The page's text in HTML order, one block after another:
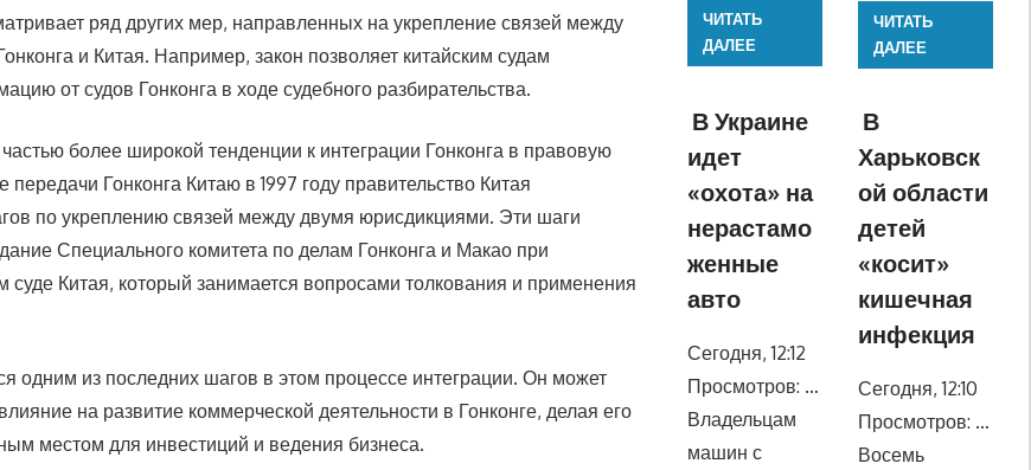
ряд других мер, направленных на укрепление связей между
и Китая. Например, закон позволяет китайским судам
от судов Гонконга в ходе судебного разбирательства.
более широкой тенденции к интеграции Гонконга в правовую
передачи Гонконга Китаю в 1997 году правительство Китая
по укреплению связей между двумя юрисдикциями. Эти шаги
Специального комитета по делам Гонконга и Макао при
Китая, который занимается вопросами толкования и применения
одним из последних шагов в этом процессе интеграции. Он может
на развитие коммерческой деятельности в Гонконге, делая его
местом для инвестиций и ведения бизнеса.
ЧИТАТЬ
ДАЛЕЕ
ЧИТАТЬ
ДАЛЕЕ
В Украине
идет
«охота» на
нерастамо
женные
авто
Сегодня, 12:12
Просмотров: …
Владельцам
машин с
В
Харьковск
ой области
детей
«косит»
кишечная
инфекция
Сегодня, 12:10
Просмотров: …
Восемь